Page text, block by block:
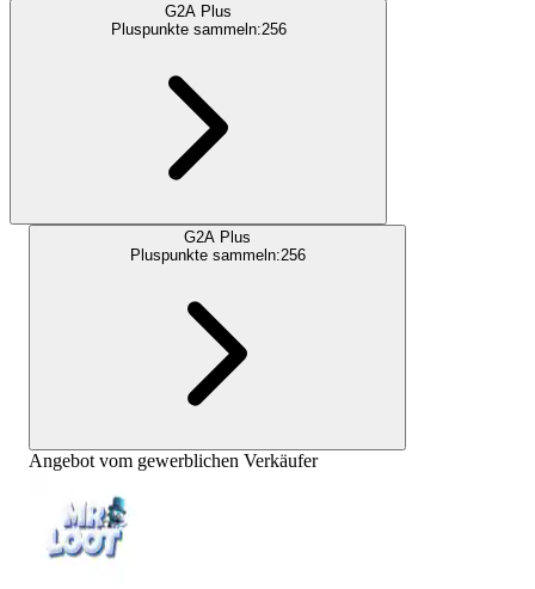
G2A Plus
Pluspunkte sammeln:256
G2A Plus
Pluspunkte sammeln:256
Angebot vom gewerblichen Verkäufer